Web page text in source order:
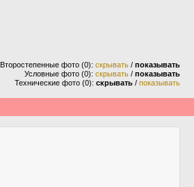
Второстепенные фото (0): скрывать / показывать
Условные фото (0): скрывать / показывать
Технические фото (0): скрывать / показывать